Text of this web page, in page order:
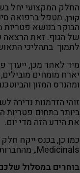
החלק המקצועי יחל בשעה 09:45 עם הרצאת מליאה
קורן, מטפל ברפואה
הבוקר בנושא פטריות
של הגוף. זאת הרצאה
לתמוך בתהליכי
מיד לאחר מכן, ייערך
יארח מומחים
ומהנדס המזון
זוהי הזדמנות נדירה
ביותר בתחום
את הידע הזה מדי יום.
Medicinals., מהחברות המובילות בעולם בתחום גידול פטריות מרפא.
בוחרים במסלול